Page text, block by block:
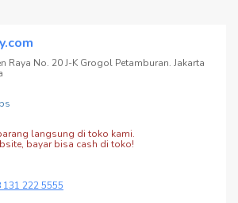
Raya No. 20 J-K Grogol Petamburan. Jakarta
langsung di toko kami.
bayar bisa cash di toko!
131 222 5555